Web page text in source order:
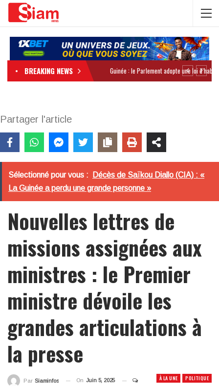
BREAKING NEWS
Partager l'article
Sélectionné pour vous :
Décès de Saïkou Diallo (CIA) : «
La Guinée a perdu une grande personne »
Nouvelles lettres de
missions assignées aux
ministres : le Premier
ministre dévoile les
grandes articulations à
la presse
À LA UNE POLITIQUE
Par Siaminfos On Juin 5, 2025